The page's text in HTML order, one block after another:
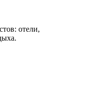
отели,